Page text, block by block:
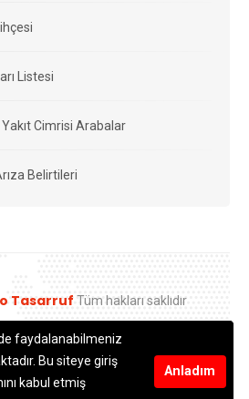
faydalanabilmeniz
Bu siteye giriş
kabul etmiş
Anladım
Listesi
Yakıt Cimrisi Arabalar
Belirtileri
Tasarruf Tüm hakları saklıdır